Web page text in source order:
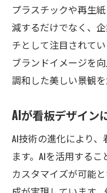
動きのある
没入型体験
効果的なメ
画面レイア
スマートシ
デジタル化
看板業界の
新たなテク
プラスチックや再生
減するだけでなく、
チとして注目されて
ブランドイメージを
調和した美しい景観
AIが看板デザイン
AI技術の進化により
ます。AIを活用する
カスタマイズが可能